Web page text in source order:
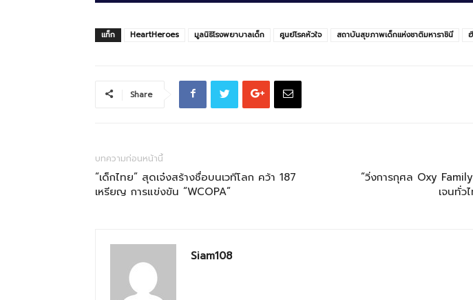
แท็ก HeartHeroes มูลนิธิโรงพยาบาลเด็ก ศูนย์โรคหัวใจ สถาบันสุขภาพเด็กแห่งชาติมหาราชินี
Share
บทความก่อนหน้านี้
“เด็กไทย” สุดเจ๋งสร้างชื่อบนเวทีโลก คว้า 187
เหรียญ การแข่งขัน “WCOPA”
“วิ่งการกุศล Oxy
เจนทั่ว
Siam108